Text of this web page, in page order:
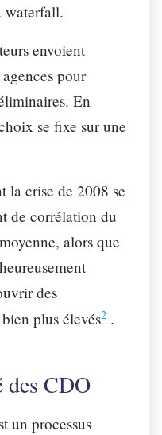
waterfall.
envoient
pour
En
se fixe sur une
la crise de 2008 se
de corrélation du
alors que
des
plus élevés2 .
des CDO
un processus